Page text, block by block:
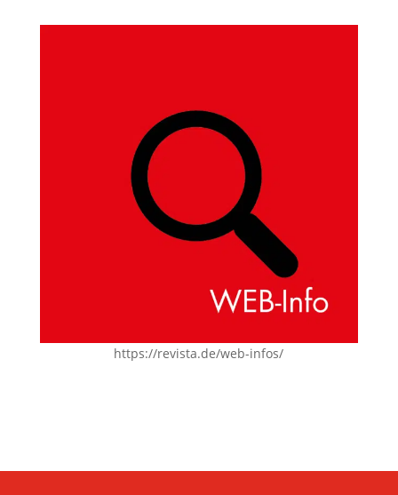
https://revista.de/web-infos/